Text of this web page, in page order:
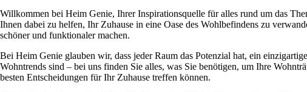
Willkommen bei Heim Genie, Ihrer Inspirationsquelle für alles rund um das
Ihnen dabei zu helfen, Ihr Zuhause in eine Oase des Wohlbefindens zu
schöner und funktionaler machen.
Bei Heim Genie glauben wir, dass jeder Raum das Potenzial hat, ein
Wohntrends sind – bei uns finden Sie alles, was Sie benötigen, um Ihre
besten Entscheidungen für Ihr Zuhause treffen können.